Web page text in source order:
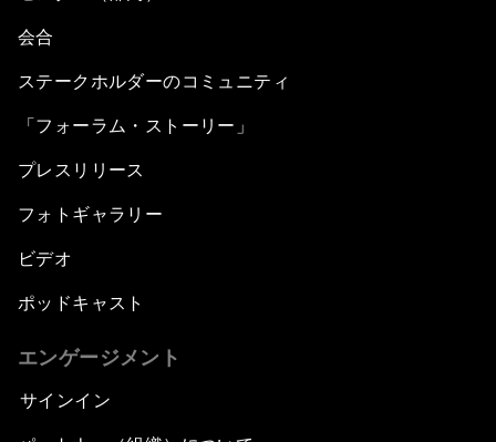
会合
ステークホルダーのコミュニティ
「フォーラム・ストーリー」
プレスリリース
フォトギャラリー
ビデオ
ポッドキャスト
エンゲージメント
サインイン